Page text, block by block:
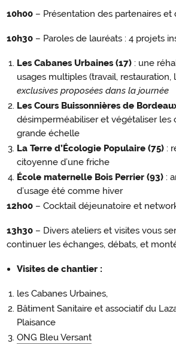
10h00 – Présentation des partenaires et
10h30 – Paroles de lauréats : 4 projets
Les Cabanes Urbaines (17) : une
usages multiples (travail, restauration,
exclusives proposées dans la journée
Les Cours Buissonnières de
désimperméabiliser et végétaliser les
grande échelle
La Terre d’Écologie Populaire (75):
citoyenne d’une friche
École maternelle Bois Perrier (93):
d’usage été comme hiver
12h00 – Cocktail déjeunatoire et
13h30 – Divers ateliers et visites vous
continuer les échanges, débats, et
Visites de chantier :
les Cabanes Urbaines,
Bâtiment Sanitaire et associatif du
Plaisance
ONG Bleu Versant